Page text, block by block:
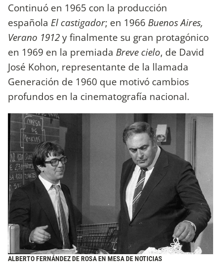
Continuó en 1965 con la producción
española El castigador; en 1966 Buenos Aires,
Verano 1912y finalmente su gran protagónico
en 1969 en la premiada Breve cielo, de David
José Kohon, representante de la llamada
Generación de 1960 que motivó cambios
profundos en la cinematografía nacional.
ALBERTO FERNÁNDEZ DE ROSA EN MESA DE NOTICIAS